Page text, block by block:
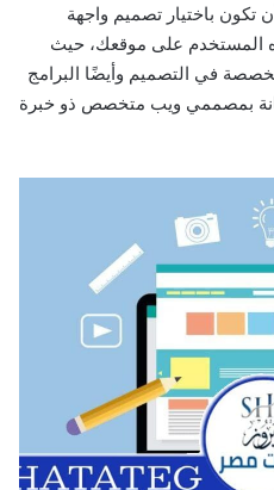
تكون باختيار تصميم واجهة
المستخدم على موقعك، حيث
في التصميم وأيضًا البرامج
بمصممي ويب متخصص ذو خبرة